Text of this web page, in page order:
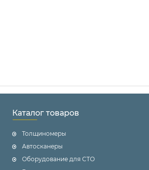
Каталог товаров
Толщиномеры
Автосканеры
Оборудование для СТО